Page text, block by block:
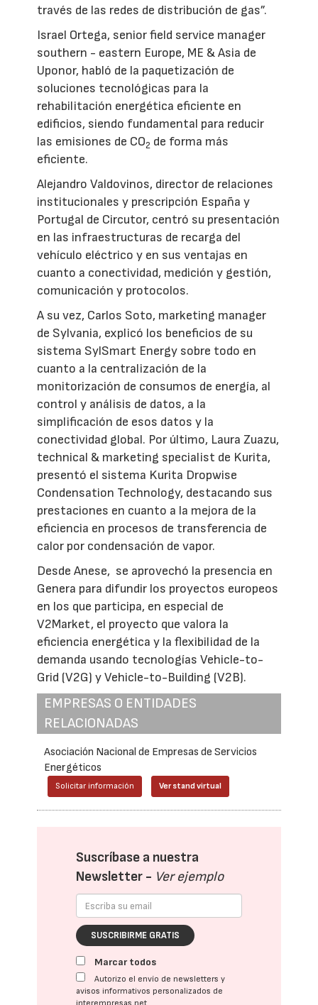
través de las redes de distribución de gas”.
Israel Ortega, senior field service manager
southern - eastern Europe, ME & Asia de
Uponor, habló de la paquetización de
soluciones tecnológicas para la
rehabilitación energética eficiente en
edificios, siendo fundamental para reducir
las emisiones de CO2 de forma más
eficiente.
Alejandro Valdovinos, director de relaciones
institucionales y prescripción España y
Portugal de Circutor, centró su presentación
en las infraestructuras de recarga del
vehículo eléctrico y en sus ventajas en
cuanto a conectividad, medición y gestión,
comunicación y protocolos.
A su vez, Carlos Soto, marketing manager
de Sylvania, explicó los beneficios de su
sistema SylSmart Energy sobre todo en
cuanto a la centralización de la
monitorización de consumos de energía, al
control y análisis de datos, a la
simplificación de esos datos y la
conectividad global. Por último, Laura Zuazu,
technical & marketing specialist de Kurita,
presentó el sistema Kurita Dropwise
Condensation Technology, destacando sus
prestaciones en cuanto a la mejora de la
eficiencia en procesos de transferencia de
calor por condensación de vapor.
Desde Anese, se aprovechó la presencia en
Genera para difundir los proyectos europeos
en los que participa, en especial de
V2Market, el proyecto que valora la
eficiencia energética y la flexibilidad de la
demanda usando tecnologías Vehicle-to-
Grid (V2G) y Vehicle-to-Building (V2B).
EMPRESAS O ENTIDADES
RELACIONADAS
Asociación Nacional de Empresas de Servicios
Energéticos
Solicitar información Ver stand virtual
Suscríbase a nuestra
Newsletter - Ver ejemplo
SUSCRIBIRME GRATIS
Marcar todos
Autorizo el envío de newsletters y
avisos informativos personalizados de